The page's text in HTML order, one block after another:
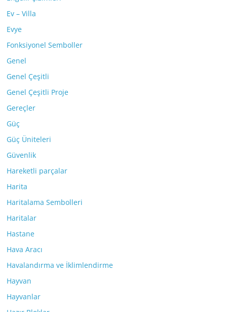
Ev – Villa
Evye
Fonksiyonel Semboller
Genel
Genel Çeşitli
Genel Çeşitli Proje
Gereçler
Güç
Güç Üniteleri
Güvenlik
Hareketli parçalar
Harita
Haritalama Sembolleri
Haritalar
Hastane
Hava Aracı
Havalandırma ve İklimlendirme
Hayvan
Hayvanlar